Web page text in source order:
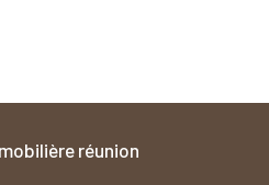
réunion